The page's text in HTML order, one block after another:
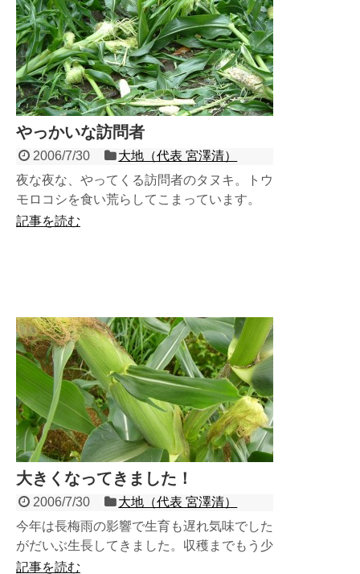
やっかいな訪問者
2006/7/30
大地（代表 宮澤清）
夜な夜な、やってくる訪問者のタヌキ。トウ
モロコシを食い荒らしてこまっています。
記事を読む
大きくなってきました！
2006/7/30
大地（代表 宮澤清）
今年は長梅雨の影響で生育も遅れ気味でした
がだいぶ生長してきました。収穫までもう少
しです！
記事を読む